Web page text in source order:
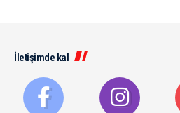
İletişimde kal